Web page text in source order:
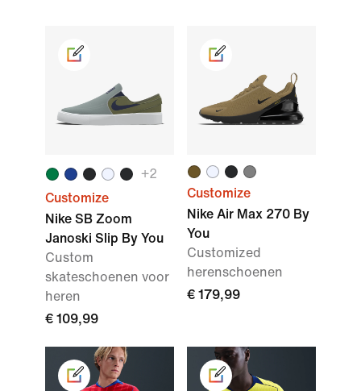
+2
Customize
Nike SB Zoom
Janoski Slip By You
Custom
skateschoenen voor
heren
€ 109,99
Customize
Nike Air Max 270 By
You
Customized
herenschoenen
€ 179,99